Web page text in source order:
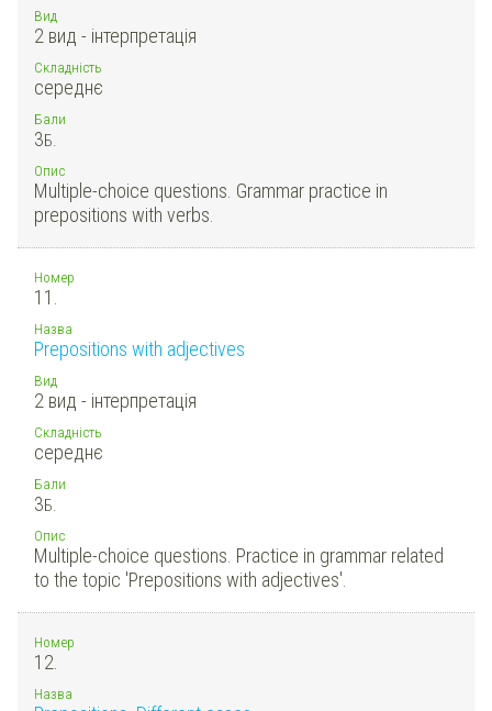
Вид
2 вид - інтерпретація
Складність
середнє
Бали
3Б.
Опис
Multiple-choice questions. Grammar practice in
prepositions with verbs.
Номер
11.
Назва
Prepositions with adjectives
Вид
2 вид - інтерпретація
Складність
середнє
Бали
3Б.
Опис
Multiple-choice questions. Practice in grammar related
to the topic 'Prepositions with adjectives'.
Номер
12.
Назва